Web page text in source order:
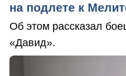
на подлете к
Об этом рассказал
«Давид».